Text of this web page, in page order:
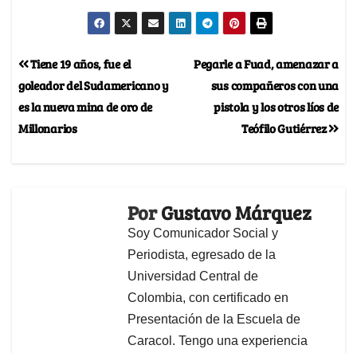
Pegarle a Fuad, amenazar a
sus compañeros con una
pistola y los otros líos de
Teófilo Gutiérrez
Tiene 19 años, fue el
goleador del Sudamericano y
es la nueva mina de oro de
Millonarios
PorGustavo Márquez
Soy Comunicador Social y
Periodista, egresado de la
Universidad Central de
Colombia, con certificado en
Presentación de la Escuela de
Caracol. Tengo una experiencia